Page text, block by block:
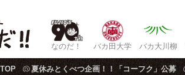
なのだ！ バカ田大学 バカ大川柳
夏休みとくべつ企画！！「コーフク」公募